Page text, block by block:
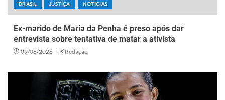
BRASIL JUSTIÇA NOTÍCIAS
Ex-marido de Maria da Penha é preso após dar
entrevista sobre tentativa de matar a ativista
09/08/2026 Redação